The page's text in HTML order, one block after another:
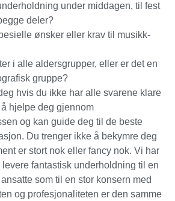
under middagen, til fest
deler?
ønsker eller krav til musikk-
i alle aldersgrupper, eller er det en
gruppe?
hvis du ikke har alle svarene klare
hjelpe deg gjennom
og kan guide deg til de beste
Du trenger ikke å bekymre deg
er stort nok eller fancy nok. Vi har
levere fantastisk underholdning til en
som til en stor konsern med
og profesjonaliteten er den samme